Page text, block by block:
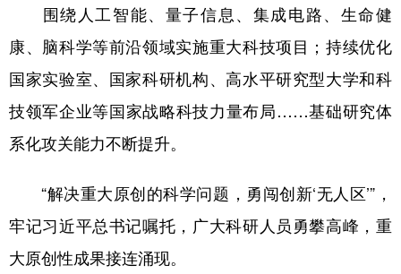
围绕人工智能、量子信息、集成电路、生命健
康、脑科学等前沿领域实施重大科技项目；持续优化
国家实验室、国家科研机构、高水平研究型大学和科
技领军企业等国家战略科技力量布局……基础研究体
系化攻关能力不断提升。
“解决重大原创的科学问题，勇闯创新‘无人区’”，
牢记习近平总书记嘱托，广大科研人员勇攀高峰，重
大原创性成果接连涌现。